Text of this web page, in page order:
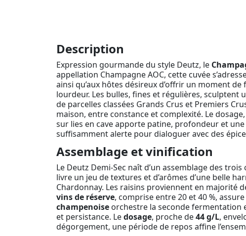
Description
Expression gourmande du style Deutz, le
appellation Champagne AOC, cette cuvée
ainsi qu’aux hôtes désireux d’offrir un moment
lourdeur. Les bulles, fines et régulières, sculptent
de parcelles classées Grands Crus et Premiers
maison, entre constance et complexité. Le
sur lies en cave apporte patine, profondeur et
suffisamment alerte pour dialoguer avec des
Assemblage et vinification
Le Deutz Demi-Sec naît d’un assemblage des
livre un jeu de textures et d’arômes d’une belle
Chardonnay. Les raisins proviennent en majorité
vins de réserve, comprise entre 20 et 40 %,
champenoise orchestre la seconde fermentation
et persistance. Ledosage, proche de44 g/L,
dégorgement, une période de repos affine